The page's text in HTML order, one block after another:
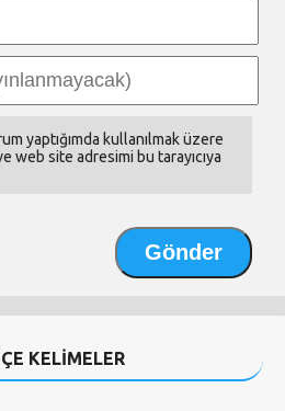
yaptığımda kullanılmak üzere
web site adresimi bu tarayıcıya
KELİMELER